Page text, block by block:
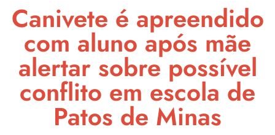
Canivete é apreendido
com aluno após mãe
alertar sobre possível
conflito em escola de
Patos de Minas